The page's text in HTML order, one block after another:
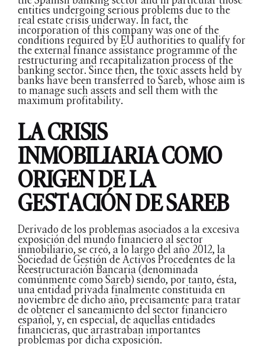
entities undergoing serious problems due to the
real estate crisis underway. In fact, the
incorporation of this company was one of the
conditions required by EU authorities to qualify for
the external finance assistance programme of the
restructuring and recapitalization process of the
banking sector. Since then, the toxic assets held by
banks have been transferred to Sareb, whose aim is
to manage such assets and sell them with the
maximum profitability.
LA CRISIS
INMOBILIARIA COMO
ORIGEN DE LA
GESTACIÓN DE SAREB
Derivado de los problemas asociados a la excesiva
exposición del mundo financiero al sector
inmobiliario, se creó, a lo largo del año 2012, la
Sociedad de Gestión de Activos Procedentes de la
Reestructuración Bancaria (denominada
comúnmente como Sareb) siendo, por tanto, ésta,
una entidad privada finalmente constituida en
noviembre de dicho año, precisamente para tratar
de obtener el saneamiento del sector financiero
español, y, en especial, de aquellas entidades
financieras, que arrastraban importantes
problemas por dicha exposición.